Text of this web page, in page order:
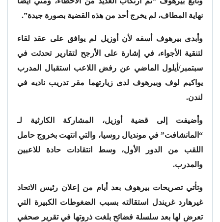
نهاية المطاف، لم يخرج أحد من هذه القضية بصورة جيدة”.
وأبدى بيرهوف أسفه لأن أوزيل لم يوافق على عقد لقاء
لتنقية الأجواء، في إشارة على الأرجح لتقارير تحدثت في
سبتمبر/أيلول الماضي عن رفض اللاعب استقبال المدرب
يواكيم لوف وبيرهوف لدى زيارتهما مقر تدريب ناديه في
لندن.
وأضيفت إلى قضية أوزيل، المشاركة الكارثية لـ
“المانشافت” في مونديال روسيا، والتي انتهت بخروج حامل
اللقب من الدور الأول، وسط انتقادات حادة للاعبين
والمدرب.
وتأتي تصريحات بيرهوف بعد أيام من إعلان رئيس الاتحاد
غيرهارد غريندل استقالته بسبب الضغوطات الكبيرة التي
تعرض لها بعد سلسلة فضائح بلغت ذروتها في تقرير صحفي